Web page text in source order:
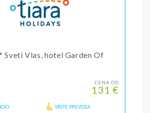
Sveti Vlas, hotel Garden Of
CENA OD
131 €
VRSTE PREVOZA